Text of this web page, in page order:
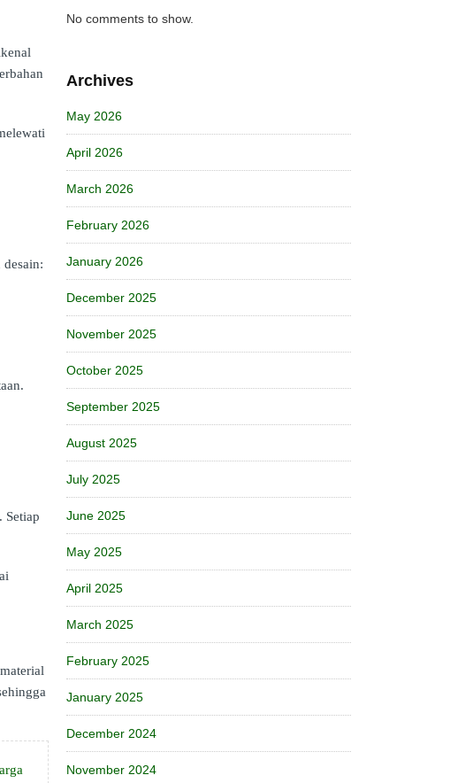
Setiap
No comments to show.
Archives
May 2026
April 2026
March 2026
February 2026
January 2026
December 2025
November 2025
October 2025
September 2025
August 2025
July 2025
June 2025
May 2025
April 2025
March 2025
February 2025
January 2025
December 2024
November 2024